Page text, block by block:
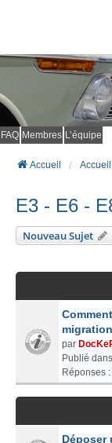
FAQ Membres L’équipe
Accueil
E3 - E6 -
Nouveau Sujet
par
Publié dans
Réponses :
Déposer